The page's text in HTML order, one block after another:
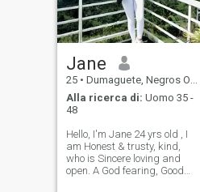
Jane
25 • Dumaguete, Negros Oriental, Filippine
Alla ricerca di: Uomo 35 -
48
Hello, I'm Jane 24 yrs old , I
am Honest & trusty, kind,
who is Sincere loving and
open. A God fearing, Good